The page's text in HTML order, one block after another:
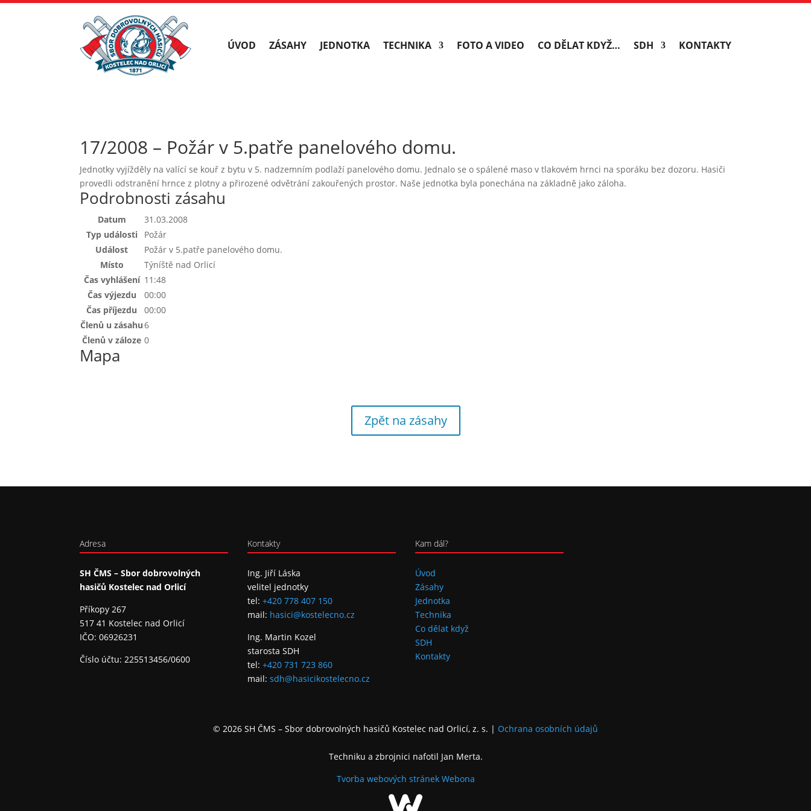
ÚVOD ZÁSAHY JEDNOTKA TECHNIKA FOTO A VIDEO CO DĚLAT KDYŽ… SDH KONTAKTY
17/2008 – Požár v 5.patře panelového domu.
Jednotky vyjížděly na valící se kouř z bytu v 5. nadzemním podlaží panelového domu. Jednalo se o spálené maso v tlakovém hrnci na sporáku bez dozoru. Hasiči
provedli odstranění hrnce z plotny a přirozené odvětrání zakouřených prostor. Naše jednotka byla ponechána na základně jako záloha.
Podrobnosti zásahu
Datum
31.03.2008
Typ události
Požár
Událost
Požár v 5.patře panelového domu.
Místo
Týníště nad Orlicí
Čas vyhlášení 11:48
Čas výjezdu
00:00
Čas příjezdu
00:00
Členů u zásahu6
Členů v záloze 0
Mapa
Zpět na zásahy
Adresa
SH ČMS – Sbor dobrovolných
hasičů Kostelec nad Orlicí
Příkopy 267
517 41 Kostelec nad Orlicí
IČO: 06926231
Číslo účtu: 225513456/0600
Kontakty
Ing. Jiří Láska
velitel jednotky
tel:+420 778 407 150
mail: hasici@kostelecno.cz
Ing. Martin Kozel
starosta SDH
tel:+420 731 723 860
mail:sdh@hasicikostelecno.cz
Kam dál?
Úvod
Zásahy
Jednotka
Technika
Co dělat když
SDH
Kontakty
© 2026 SH ČMS – Sbor dobrovolných hasičů Kostelec nad Orlicí, z. s. | Ochrana osobních údajů
Techniku a zbrojnici nafotil Jan Merta.
Tvorba webových stránek Webona